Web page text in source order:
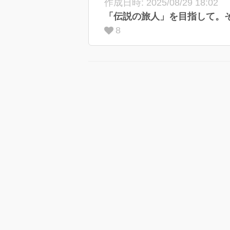
作成日時: 2025/08/29 18:02
8